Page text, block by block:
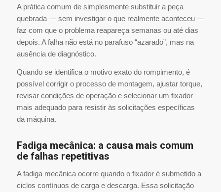
A prática comum de simplesmente substituir a peça
quebrada — sem investigar o que realmente aconteceu —
faz com que o problema reapareça semanas ou até dias
depois. A falha não está no parafuso “azarado”, mas na
ausência de diagnóstico.
Quando se identifica o motivo exato do rompimento, é
possível corrigir o processo de montagem, ajustar torque,
revisar condições de operação e selecionar um fixador
mais adequado para resistir às solicitações específicas
da máquina.
Fadiga mecânica: a causa mais comum
de falhas repetitivas
A fadiga mecânica ocorre quando o fixador é submetido a
ciclos contínuos de carga e descarga. Essa solicitação